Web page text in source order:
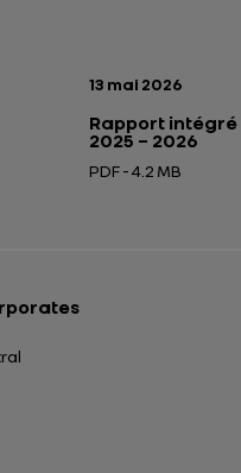
Date de
13 mai 2026
Rapport intégré
2025 – 2026
PDF - 4.2 MB
Ouverture dans